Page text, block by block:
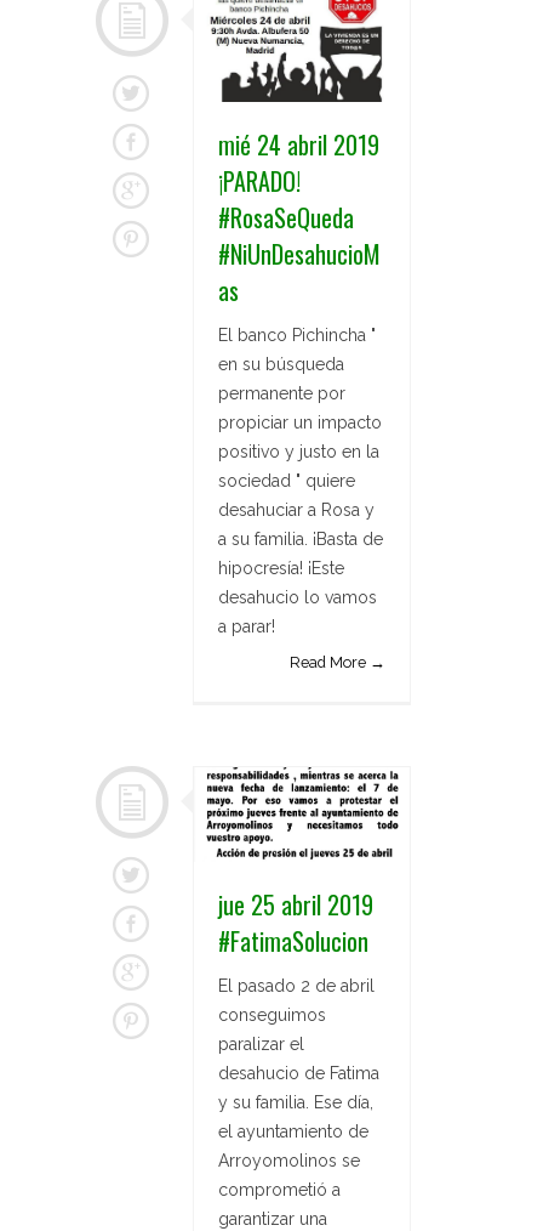
mié 24 abril 2019
¡PARADO!
#RosaSeQueda
#NiUnDesahucioM
as
El banco Pichincha "
en su búsqueda
permanente por
propiciar un impacto
positivo y justo en la
sociedad " quiere
desahuciar a Rosa y
a su familia. ¡Basta de
hipocresía! ¡Este
desahucio lo vamos
a parar!
Read More →
jue 25 abril 2019
#FatimaSolucion
El pasado 2 de abril
conseguimos
paralizar el
desahucio de Fatima
y su familia. Ese día,
el ayuntamiento de
Arroyomolinos se
comprometió a
garantizar una